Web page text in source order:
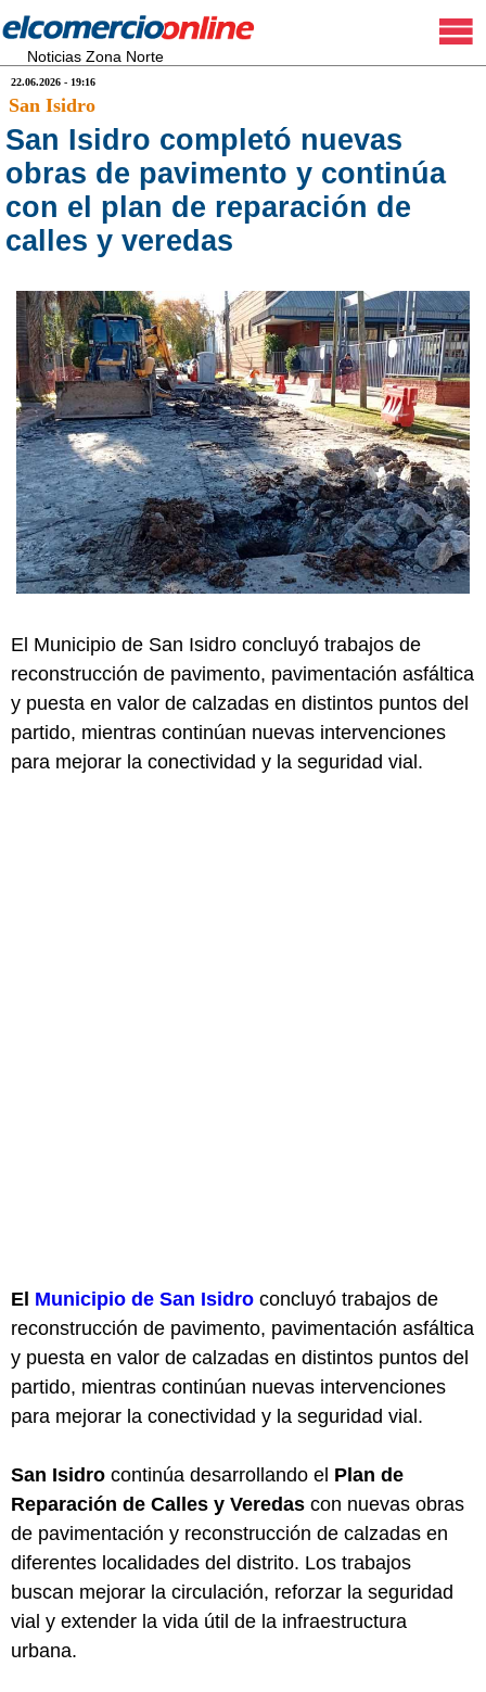
Noticias Zona Norte
22.06.2026 - 19:16
San Isidro
San Isidro completó nuevas
obras de pavimento y continúa
con el plan de reparación de
calles y veredas
El Municipio de San Isidro concluyó trabajos de
reconstrucción de pavimento, pavimentación asfáltica
y puesta en valor de calzadas en distintos puntos del
partido, mientras continúan nuevas intervenciones
para mejorar la conectividad y la seguridad vial.
El Municipio de San Isidro concluyó trabajos de
reconstrucción de pavimento, pavimentación asfáltica
y puesta en valor de calzadas en distintos puntos del
partido, mientras continúan nuevas intervenciones
para mejorar la conectividad y la seguridad vial.
San Isidro continúa desarrollando el Plan de
Reparación de Calles y Veredas con nuevas obras
de pavimentación y reconstrucción de calzadas en
diferentes localidades del distrito. Los trabajos
buscan mejorar la circulación, reforzar la seguridad
vial y extender la vida útil de la infraestructura
urbana.